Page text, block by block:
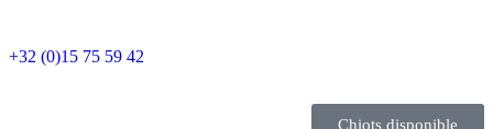
+32 (0)15 75 59 42
Chiots disponible